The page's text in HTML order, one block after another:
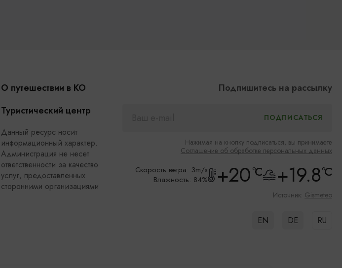
О путешествии в КО
Туристический центр
Данный ресурс носит
информационный характер.
Администрация не несет
ответственности за качество
услуг, предоставленных
сторонними организациями
Подпишитесь на рассылку
Нажимая на кнопку подписаться, вы принимаете
Соглашение об обработке персональных данных
Скорость ветра: 3m/s
Влажность: 84%
+20°C +19.8°C
Источник: Gismeteo
EN DE RU